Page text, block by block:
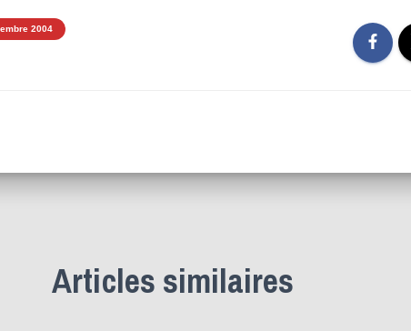
2004
Articles similaires